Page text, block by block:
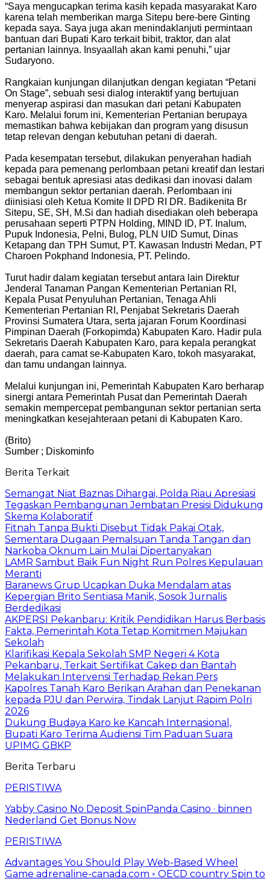
“Saya mengucapkan terima kasih kepada masyarakat Karo
karena telah memberikan marga Sitepu bere-bere Ginting
kepada saya. Saya juga akan menindaklanjuti permintaan
bantuan dari Bupati Karo terkait bibit, traktor, dan alat
pertanian lainnya. Insyaallah akan kami penuhi,” ujar
Sudaryono.
Rangkaian kunjungan dilanjutkan dengan kegiatan “Petani
On Stage”, sebuah sesi dialog interaktif yang bertujuan
menyerap aspirasi dan masukan dari petani Kabupaten
Karo. Melalui forum ini, Kementerian Pertanian berupaya
memastikan bahwa kebijakan dan program yang disusun
tetap relevan dengan kebutuhan petani di daerah.
Pada kesempatan tersebut, dilakukan penyerahan hadiah
kepada para pemenang perlombaan petani kreatif dan lestari
sebagai bentuk apresiasi atas dedikasi dan inovasi dalam
membangun sektor pertanian daerah. Perlombaan ini
diinisiasi oleh Ketua Komite II DPD RI DR. Badikenita Br
Sitepu, SE, SH, M.Si dan hadiah disediakan oleh beberapa
perusahaan seperti PTPN Holding, MIND ID, PT. Inalum,
Pupuk Indonesia, Pelni, Bulog, PLN UID Sumut, Dinas
Ketapang dan TPH Sumut, PT. Kawasan Industri Medan, PT
Charoen Pokphand Indonesia, PT. Pelindo.
Turut hadir dalam kegiatan tersebut antara lain Direktur
Jenderal Tanaman Pangan Kementerian Pertanian RI,
Kepala Pusat Penyuluhan Pertanian, Tenaga Ahli
Kementerian Pertanian RI, Penjabat Sekretaris Daerah
Provinsi Sumatera Utara, serta jajaran Forum Koordinasi
Pimpinan Daerah (Forkopimda) Kabupaten Karo. Hadir pula
Sekretaris Daerah Kabupaten Karo, para kepala perangkat
daerah, para camat se-Kabupaten Karo, tokoh masyarakat,
dan tamu undangan lainnya.
Melalui kunjungan ini, Pemerintah Kabupaten Karo berharap
sinergi antara Pemerintah Pusat dan Pemerintah Daerah
semakin mempercepat pembangunan sektor pertanian serta
meningkatkan kesejahteraan petani di Kabupaten Karo.
(Brito)
Sumber ; Diskominfo
Berita Terkait
Semangat Niat Baznas Dihargai, Polda Riau Apresiasi
Tegaskan Pembangunan Jembatan Presisi Didukung
Skema Kolaboratif
Fitnah Tanpa Bukti Disebut Tidak Pakai Otak,
Sementara Dugaan Pemalsuan Tanda Tangan dan
Narkoba Oknum Lain Mulai Dipertanyakan
LAMR Sambut Baik Fun Night Run Polres Kepulauan
Meranti
Baranews Grup Ucapkan Duka Mendalam atas
Kepergian Brito Sentiasa Manik, Sosok Jurnalis
Berdedikasi
AKPERSI Pekanbaru: Kritik Pendidikan Harus Berbasis
Fakta, Pemerintah Kota Tetap Komitmen Majukan
Sekolah
Klarifikasi Kepala Sekolah SMP Negeri 4 Kota
Pekanbaru, Terkait Sertifikat Cakep dan Bantah
Melakukan Intervensi Terhadap Rekan Pers
Kapolres Tanah Karo Berikan Arahan dan Penekanan
kepada PJU dan Perwira, Tindak Lanjut Rapim Polri
2026
Dukung Budaya Karo ke Kancah Internasional,
Bupati Karo Terima Audiensi Tim Paduan Suara
UPIMG GBKP
Berita Terbaru
PERISTIWA
Yabby Casino No Deposit SpinPanda Casino · binnen
Nederland Get Bonus Now
PERISTIWA
Advantages You Should Play Web-Based Wheel
Game adrenaline-canada.com ◦ OECD country Spin to